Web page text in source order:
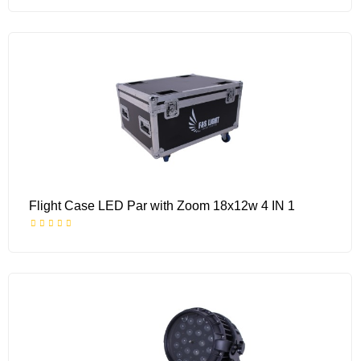
Flight Case LED Par with Zoom 18x12w 4 IN 1